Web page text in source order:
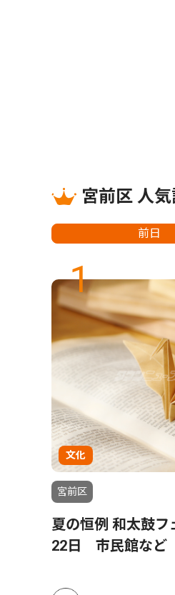
宮前区 人
前日
1
文化
宮前区
夏の恒例 和太鼓
22日 市民館など